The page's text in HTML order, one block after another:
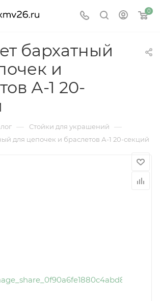
0
бархатный
и
А-1 20-
— Стойки для украшений —
для цепочек и браслетов А-1 20-секций